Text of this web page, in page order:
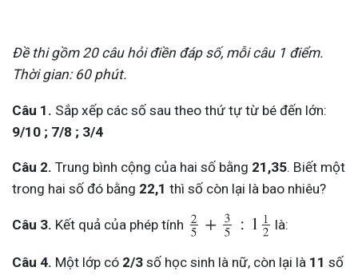
Đề thi gồm 20 câu hỏi điền đáp số, mỗi câu 1 điểm.
Thời gian: 60 phút.
Câu 1. Sắp xếp các số sau theo thứ tự từ bé đến lớn:
9/10 ; 7/8 ; 3/4
Câu 2. Trung bình cộng của hai số bằng 21,35. Biết một
trong hai số đó bằng 22,1 thì số còn lại là bao nhiêu?
Câu 3. Kết quả của phép tính là:
Câu 4. Một lớp có 2/3 số học sinh là nữ, còn lại là 11 số